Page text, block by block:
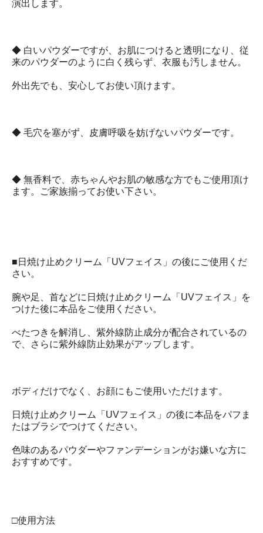
演出します。
◆ 白いパウダーですが、お肌につけると透明になり、従
来のパウダーのように白く残らず、衣服も汚しません。
外出先でも、安心してお使い頂けます。
◆ 毛穴を塞がず、皮膚呼吸を妨げないパウダーです。
◆ 無香料で、赤ちゃんやお肌の敏感な方でもご使用頂け
ます。ご家族揃ってお使い下さい。
■日焼け止めクリーム「UVフェイス」の後にご使用くだ
さい。
腕や足、首などに日焼け止めクリーム「UVフェイス」を
つけた後に本品をご使用ください。
べたつきを解消し、紫外線防止成分が配合されているの
で、さらに紫外線防止効果がアップします。
ボディだけでなく、お顔にもご使用いただけます。
日焼け止めクリーム「UVフェイス」の後に本品をパフま
たはブラシでつけてください。
色味のあるパウダーやファンデーションがお嫌いな方に
おすすめです。
□使用方法